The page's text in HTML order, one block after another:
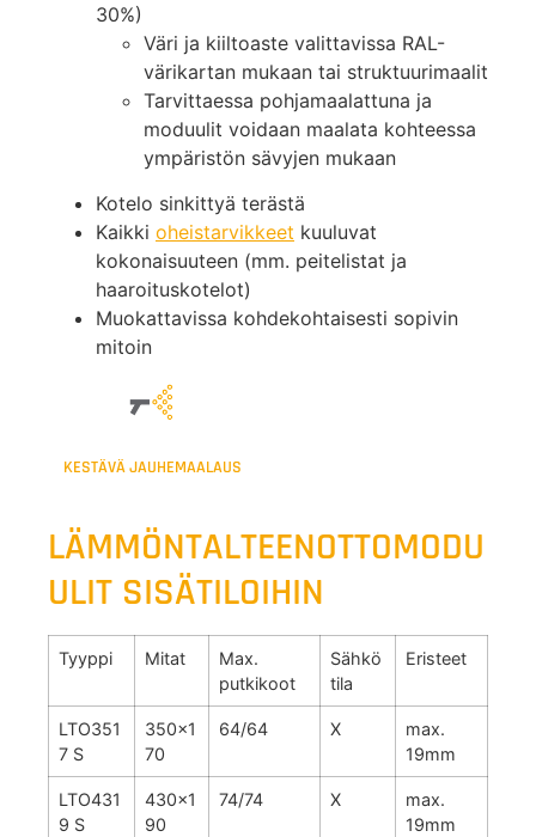
30%)
Väri ja kiiltoaste valittavissa RAL-
värikartan mukaan tai struktuurimaalit
Tarvittaessa pohjamaalattuna ja
moduulit voidaan maalata kohteessa
ympäristön sävyjen mukaan
Kotelo sinkittyä terästä
Kaikki oheistarvikkeet kuuluvat
kokonaisuuteen (mm. peitelistat ja
haaroituskotelot)
Muokattavissa kohdekohtaisesti sopivin
mitoin
KESTÄVÄ JAUHEMAALAUS
LÄMMÖNTALTEENOTTOMODU
ULIT SISÄTILOIHIN
Tyyppi Mitat
Max.
putkikoot
Sähkö
tila
Eristeet
LTO351
7 S
350x1
70
64/64 X
max.
19mm
LTO431
9 S
430x1
90
74/74 X
max.
19mm